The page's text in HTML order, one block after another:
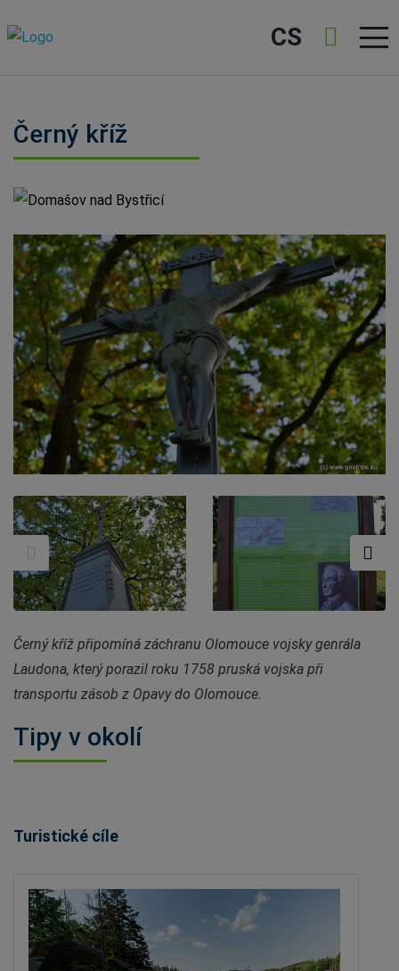
CS
Černý kříž
Domašov nad Bystřicí
Černý kříž připomíná záchranu Olomouce vojsky genrála
Laudona, který porazil roku 1758 pruská vojska při
transportu zásob z Opavy do Olomouce.
Tipy v okolí
Turistické cíle